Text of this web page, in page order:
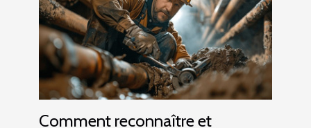
Comment reconnaître et